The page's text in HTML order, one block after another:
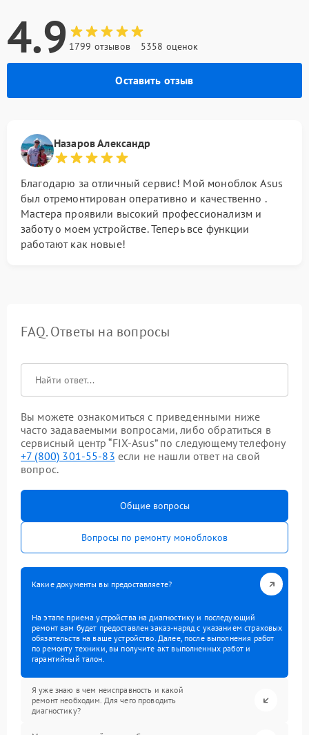
4.9 1799 отзывов 5358 оценок
Оставить отзыв
Назаров Александр
Благодарю за отличный сервис! Мой моноблок Asus
был отремонтирован оперативно и качественно .
Мастера проявили высокий профессионализм и
заботу о моем устройстве. Теперь все функции
работают как новые!
FAQ. Ответы на вопросы
Вы можете ознакомиться с приведенными ниже
часто задаваемыми вопросами, либо обратиться в
сервисный центр “FIX-Asus” по следующему телефону
+7 (800) 301-55-83 если не нашли ответ на свой
вопрос.
Общие вопросы
Вопросы по ремонту моноблоков
Какие документы вы предоставляете?
На этапе приема устройства на диагностику и последующий
ремонт вам будет предоставлен заказ-наряд с указанием страховых
обязательств на ваше устройство. Далее, после выполнения работ
по ремонту техники, вы получите акт выполненных работ и
гарантийный талон.
Я уже знаю в чем неисправность и какой
ремонт необходим. Для чего проводить
диагностику?